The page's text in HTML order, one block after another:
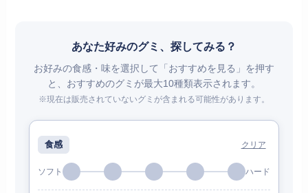
あなた好みのグミ、探してみる？
お好みの食感・味を選択して「おすすめを見る」を押す
と、おすすめのグミが最大10種類表示されます。
※現在は販売されていないグミが含まれる可能性があります。
食感 クリア
ソフト ハード